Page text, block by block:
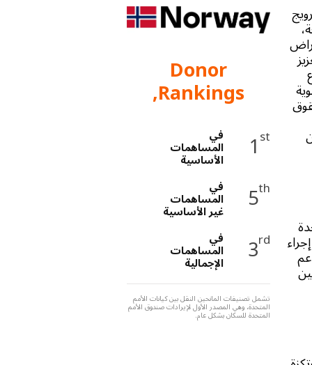
Donor
Rankings,
1st في
المساهمات
الأساسية
5th في
المساهمات
غير الأساسية
3rd في
المساهمات
الإجمالية
تشمل تصنيفات المانحين النقل بين كيانات الأمم
المتحدة، وهي المصدر الأول لإيرادات صندوق الأمم
المتحدة للسكان بشكل عام.